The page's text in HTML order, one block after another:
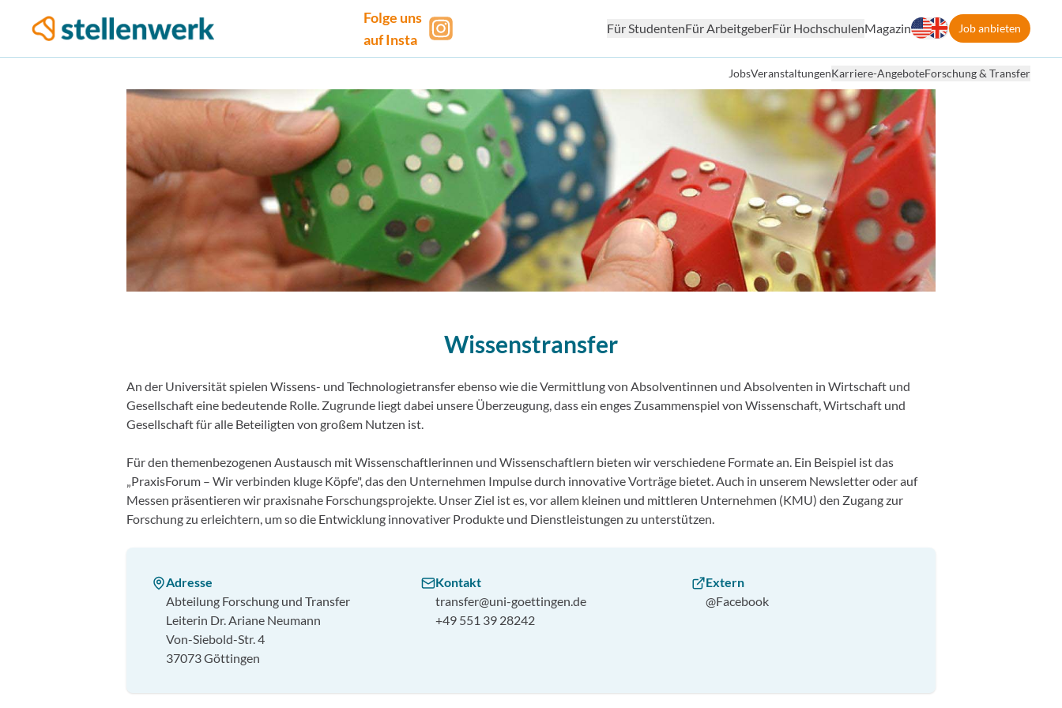
Folge uns
auf Insta
Für StudentenFür ArbeitgeberFür HochschulenMagazin Job anbieten
JobsVeranstaltungenKarriere-AngeboteForschung & Transfer
Wissenstransfer
An der Universität spielen Wissens- und Technologietransfer ebenso wie die Vermittlung von Absolventinnen und Absolventen in Wirtschaft und
Gesellschaft eine bedeutende Rolle. Zugrunde liegt dabei unsere Überzeugung, dass ein enges Zusammenspiel von Wissenschaft, Wirtschaft und
Gesellschaft für alle Beteiligten von großem Nutzen ist.
Für den themenbezogenen Austausch mit Wissenschaftlerinnen und Wissenschaftlern bieten wir verschiedene Formate an. Ein Beispiel ist das
„PraxisForum – Wir verbinden kluge Köpfe", das den Unternehmen Impulse durch innovative Vorträge bietet. Auch in unserem Newsletter oder auf
Messen präsentieren wir praxisnahe Forschungsprojekte. Unser Ziel ist es, vor allem kleinen und mittleren Unternehmen (KMU) den Zugang zur
Forschung zu erleichtern, um so die Entwicklung innovativer Produkte und Dienstleistungen zu unterstützen.
Adresse
Abteilung Forschung und Transfer
Leiterin Dr. Ariane Neumann
Von-Siebold-Str. 4
37073 Göttingen
Kontakt
transfer@uni-goettingen.de
+49 551 39 28242
Extern
@Facebook